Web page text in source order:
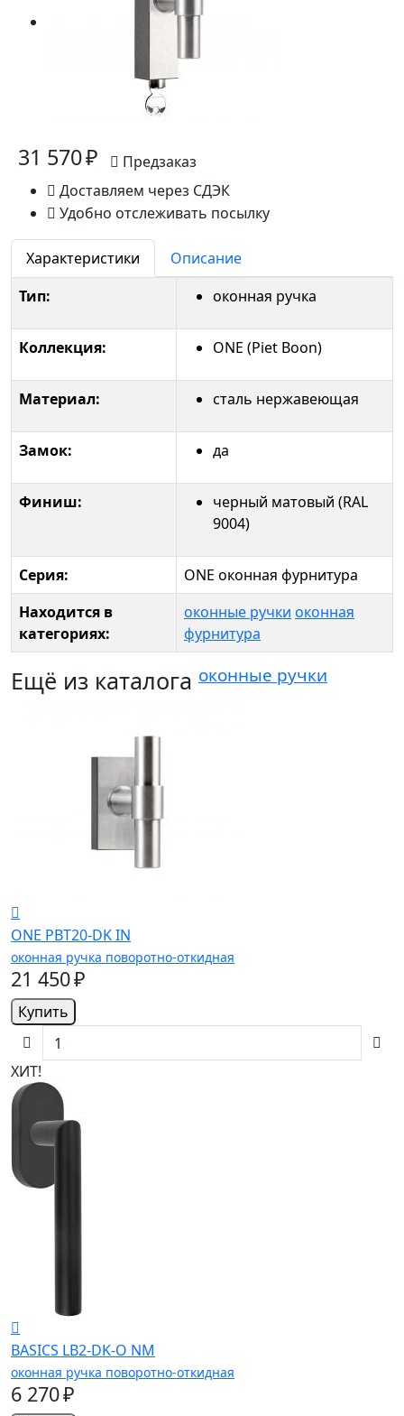
31 570 ₽
Предзаказ
Доставляем через СДЭК
Удобно отслеживать посылку
Характеристики
Описание
Тип:
оконная ручка
Коллекция: ONE (Piet Boon)
Материал: сталь нержавеющая
Замок: да
Финиш:
черный матовый (RAL
9004)
Серия:
ONE оконная фурнитура
Находится в
категориях:
оконные ручки оконная
фурнитура
Ещё из каталога оконные ручки
ONE PBT20-DK IN
оконная ручка поворотно-откидная
21 450 ₽
Купить
ХИТ!
BASICS LB2-DK-O NM
оконная ручка поворотно-откидная
6 270 ₽